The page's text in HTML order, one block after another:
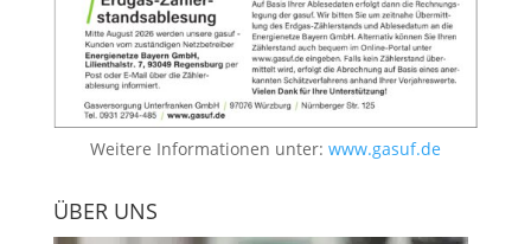
Weitere Informationen unter: www.gasuf.de
ÜBER UNS